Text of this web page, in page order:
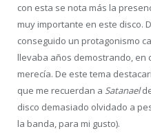
con esta se nota más la
muy importante en este disco.
conseguido un protagonismo
llevaba años demostrando, en
merecía. De este tema
que me recuerdan a Satanael
disco demasiado olvidado a
la banda, para mi gusto).